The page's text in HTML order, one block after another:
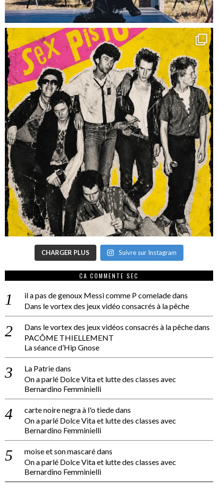
CHARGER PLUS Suivre sur Instagram
CA COMMENTE SEC
il a pas de genoux Messi comme P comeladedans
Dans le vortex des jeux vidéo consacrés à la pêche
Dans le vortex des jeux vidéos consacrés à la pêchedans
PACÔME THIELLEMENT
La séance d’Hip Gnose
La Patriedans
On a parlé Dolce Vita et lutte des classes avec
Bernardino Femminielli
carte noire negra à l'o tiededans
On a parlé Dolce Vita et lutte des classes avec
Bernardino Femminielli
moise et son mascarédans
On a parlé Dolce Vita et lutte des classes avec
Bernardino Femminielli